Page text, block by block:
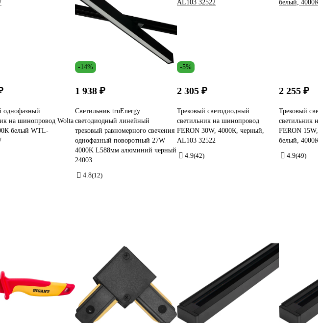
однофазный
на шинопровод Wolta
белый WTL-
-14%
1 938 ₽
Светильник truEnergy
светодиодный линейный
трековый равномерного свечения
однофазный поворотный 27W
4000K L588мм алюминий черный
24003
4.8(12)
-5%
2 305 ₽
Трековый светодиодный
светильник на шинопровод
FERON 30W, 4000К, черный,
AL103 32522
4.9(42)
2 255 ₽
Трековый
светильник
FERON 15W,
белый,
4.9(49)